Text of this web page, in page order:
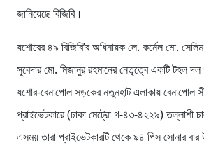
জানিয়েছে বিজিবি।
যশোরের ৪৯ বিজিবি’র অধিনায়ক লে. কর্নেল মো. সেলিম
সুবেদার মো. মিজানুর রহমানের নেতৃত্বে একটি টহল
যশোর-বেনাপোল সড়কের নতুনহাট এলাকায় বেনাপোল
প্রাইভেটকারে (ঢাকা মেট্রো গ-৪৩-৪২২৯) তল্লাশী
এসময় তারা প্রাইভেটকারটি থেকে ৯৪ পিস সোনার